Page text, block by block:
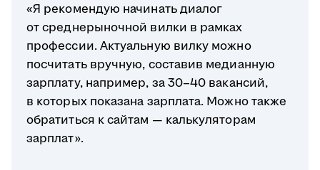
«Я рекомендую начинать диалог
от среднерыночной вилки в рамках
профессии. Актуальную вилку можно
посчитать вручную, составив медианную
зарплату, например, за 30–40 вакансий,
в которых показана зарплата. Можно также
обратиться к сайтам — калькуляторам
зарплат».